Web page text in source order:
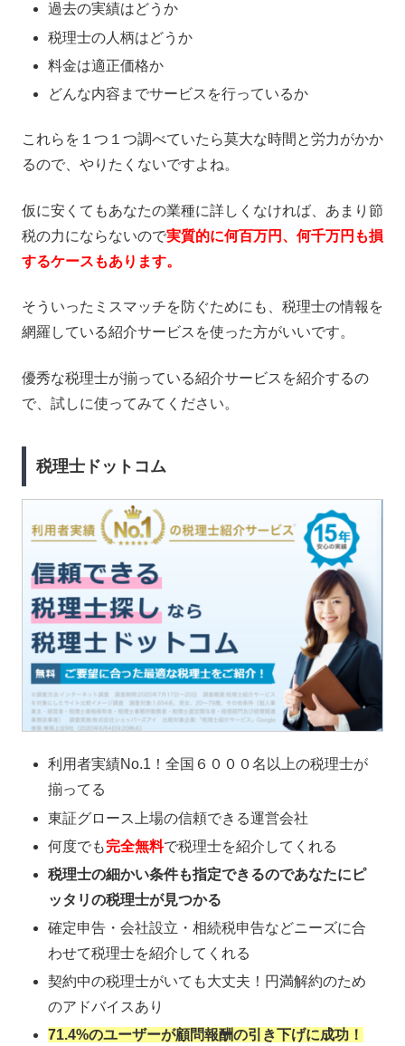
過去の実績はどうか
税理士の人柄はどうか
料金は適正価格か
どんな内容までサービスを行っているか
これらを１つ１つ調べていたら莫大な時間と労力がかか
るので、やりたくないですよね。
仮に安くてもあなたの業種に詳しくなければ、あまり節
税の力にならないので実質的に何百万円、何千万円も損
するケースもあります。
そういったミスマッチを防ぐためにも、税理士の情報を
網羅している紹介サービスを使った方がいいです。
優秀な税理士が揃っている紹介サービスを紹介するの
で、試しに使ってみてください。
税理士ドットコム
利用者実績No.1！全国６０００名以上の税理士が
揃ってる
東証グロース上場の信頼できる運営会社
何度でも完全無料で税理士を紹介してくれる
税理士の細かい条件も指定できるのであなたにピ
ッタリの税理士が見つかる
確定申告・会社設立・相続税申告などニーズに合
わせて税理士を紹介してくれる
契約中の税理士がいても大丈夫！円満解約のため
のアドバイスあり
71.4%のユーザーが顧問報酬の引き下げに成功！